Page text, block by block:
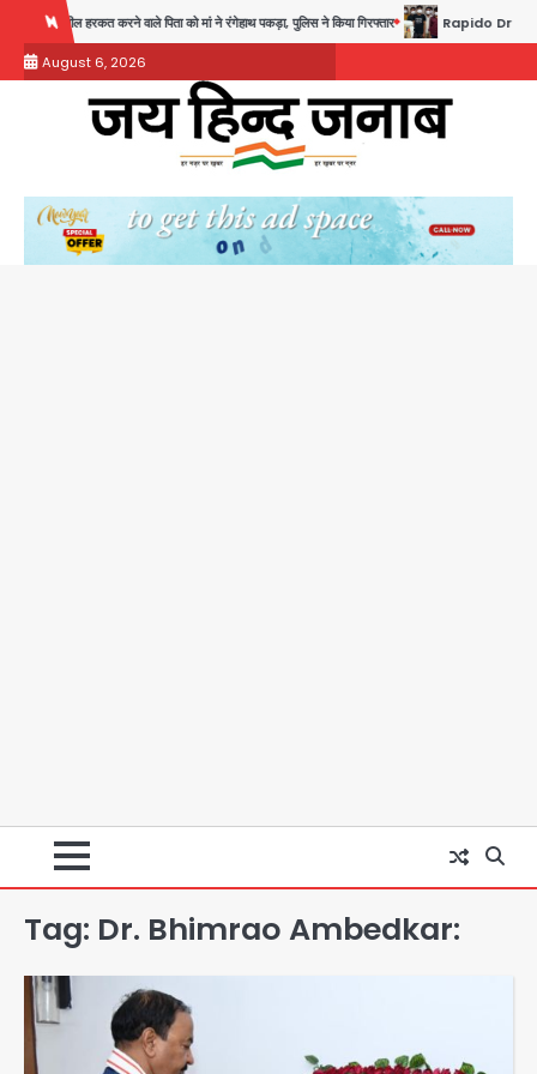
content
पिता को मां ने रंगेहाथ पकड़ा, पुलिस ने किया गिरफ्तार Rapido Driver Mobile Snatcher:
August 6, 2026
Tag: Dr. Bhimrao Ambedkar:
Minor daughter abuse case in